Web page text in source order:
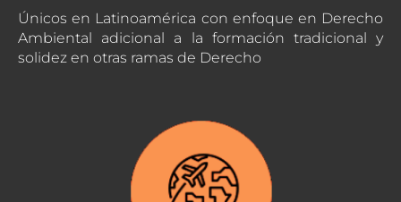
Únicos en Latinoamérica con enfoque en Derecho
Ambiental adicional a la formación tradicional y
solidez en otras ramas de Derecho